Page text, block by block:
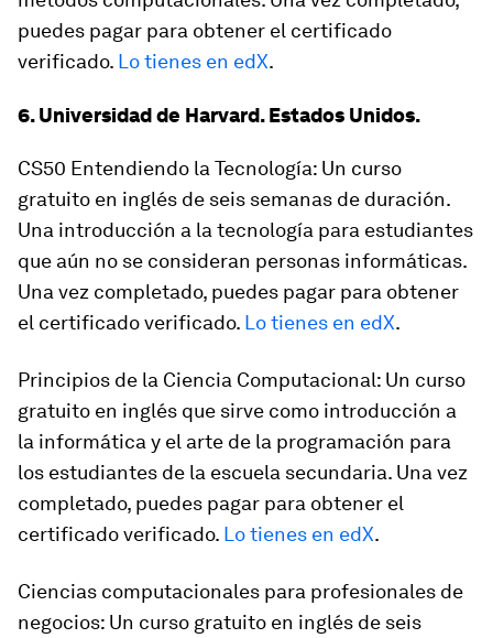
puedes pagar para obtener el certificado
verificado. Lo tienes en edX.
6. Universidad de Harvard. Estados Unidos.
CS50 Entendiendo la Tecnología: Un curso
gratuito en inglés de seis semanas de duración.
Una introducción a la tecnología para estudiantes
que aún no se consideran personas informáticas.
Una vez completado, puedes pagar para obtener
el certificado verificado. Lo tienes en edX.
Principios de la Ciencia Computacional: Un curso
gratuito en inglés que sirve como introducción a
la informática y el arte de la programación para
los estudiantes de la escuela secundaria. Una vez
completado, puedes pagar para obtener el
certificado verificado. Lo tienes en edX.
Ciencias computacionales para profesionales de
negocios: Un curso gratuito en inglés de seis